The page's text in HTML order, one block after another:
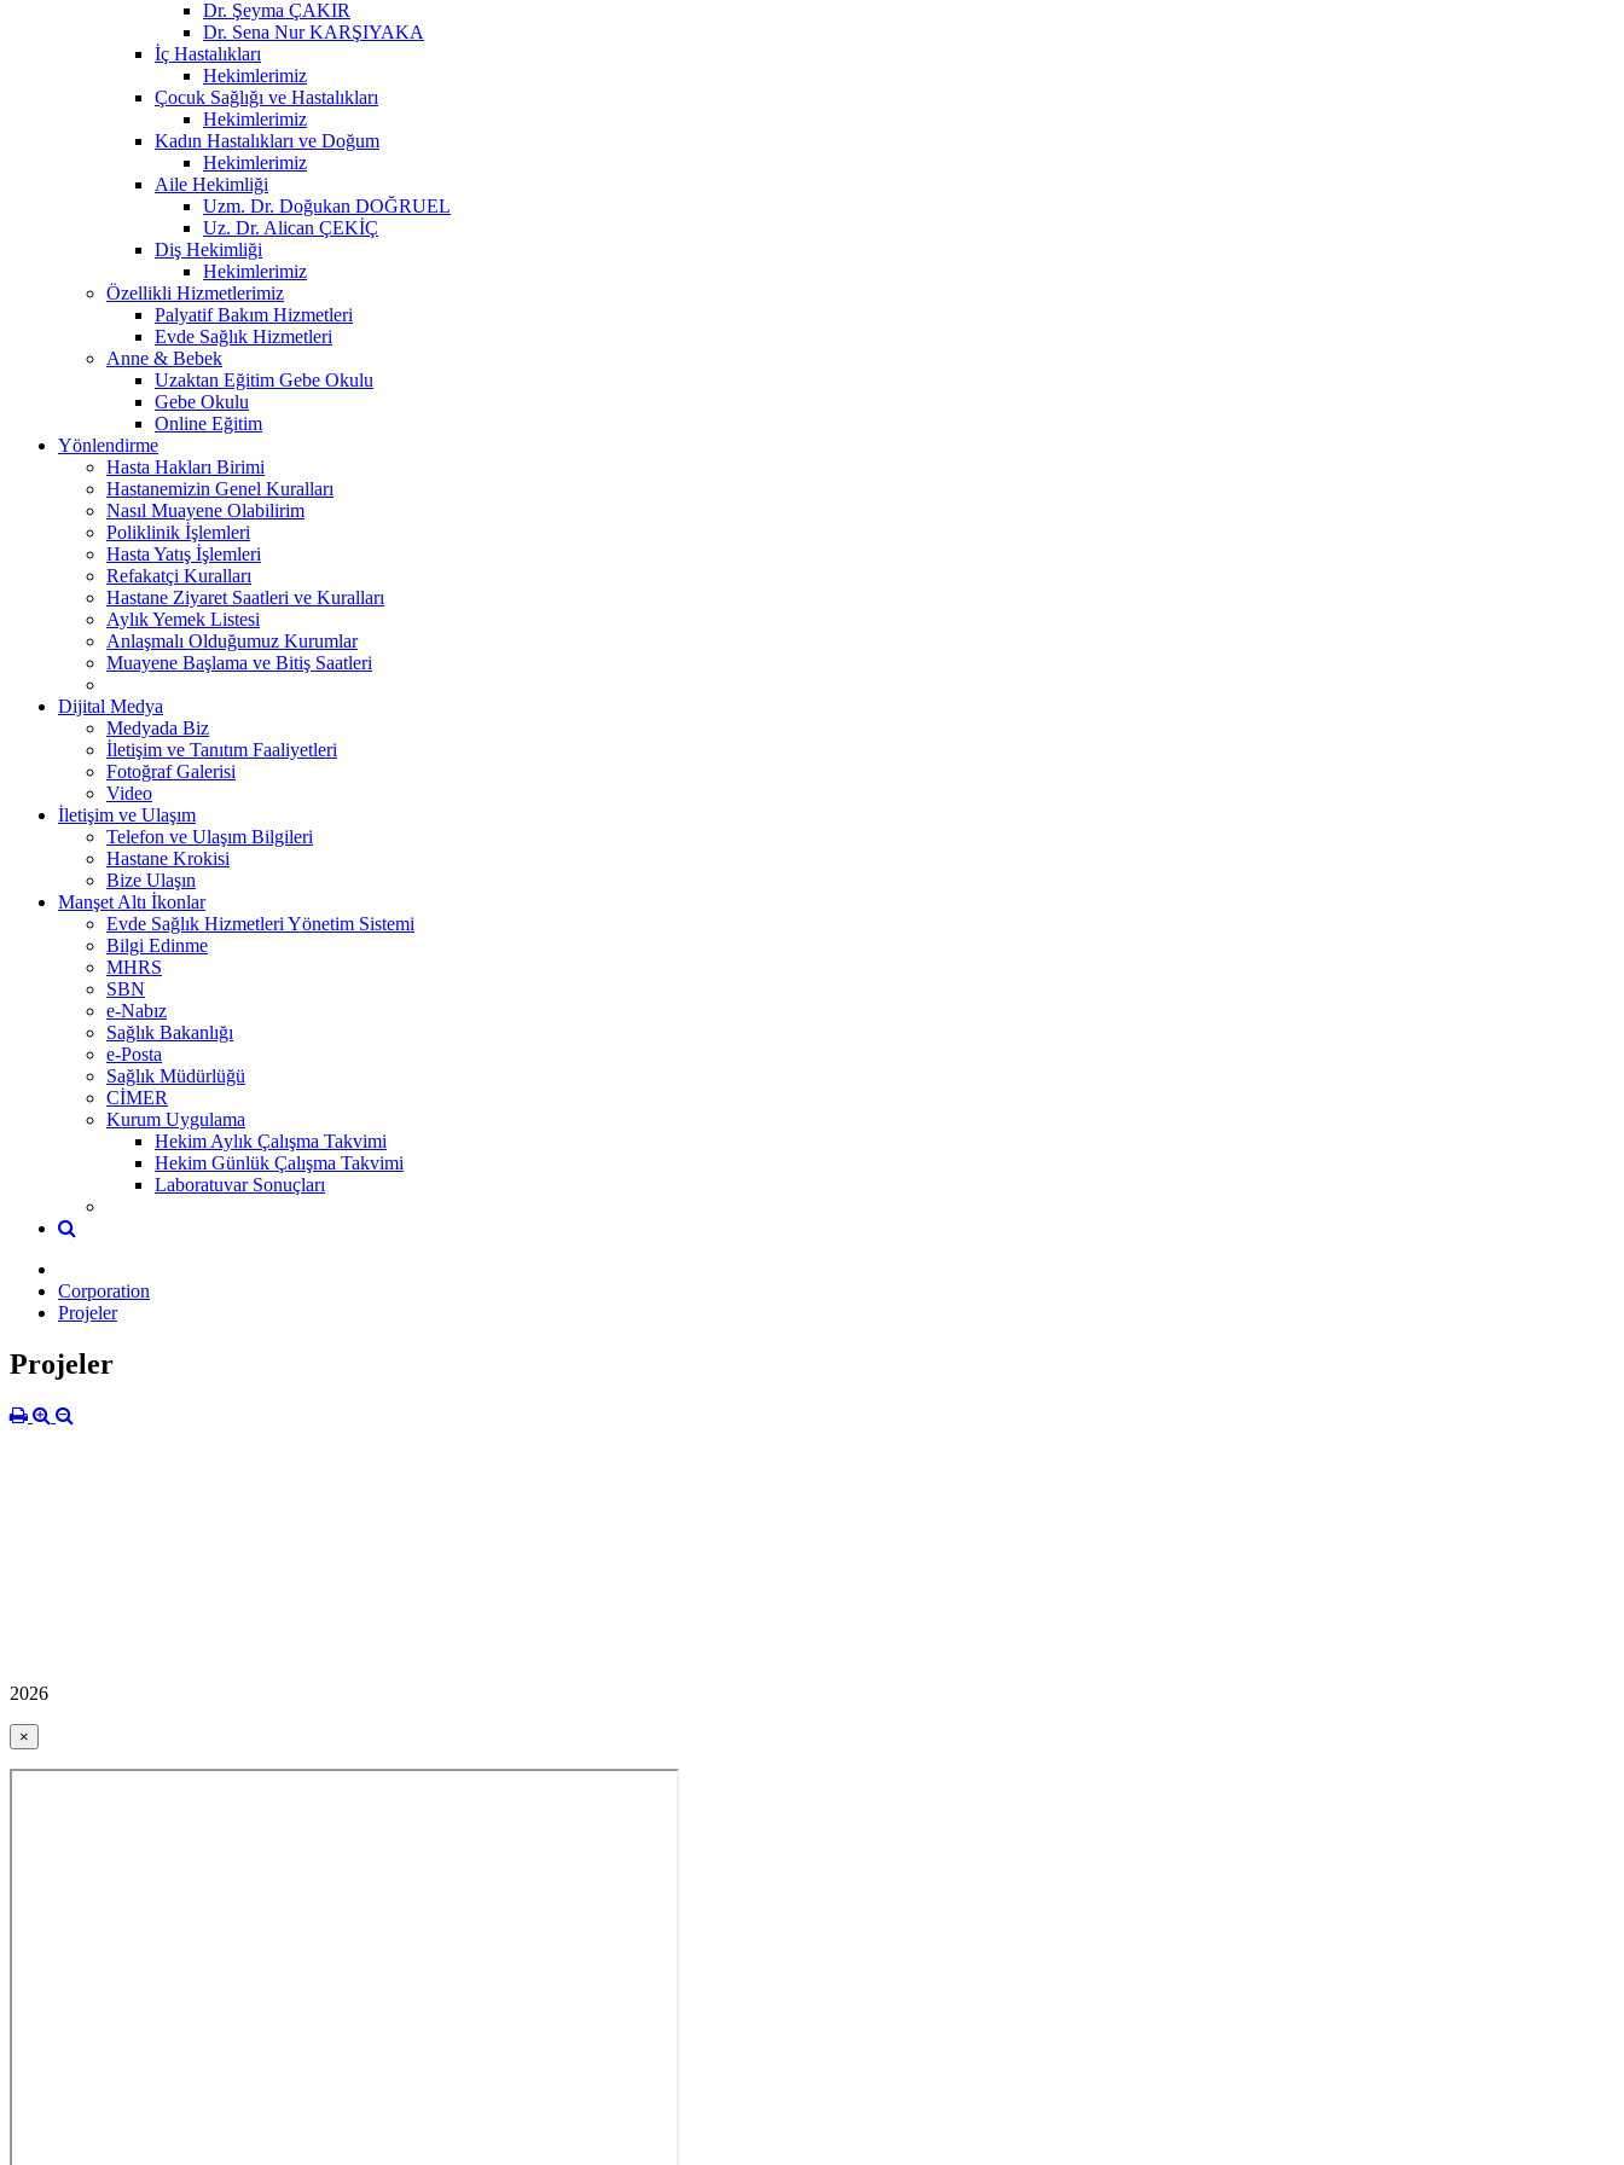
Dr. Şeyma ÇAKIR
Dr. Sena Nur KARŞIYAKA
İç Hastalıkları
Hekimlerimiz
Çocuk Sağlığı ve Hastalıkları
Hekimlerimiz
Kadın Hastalıkları ve Doğum
Hekimlerimiz
Aile Hekimliği
Uzm. Dr. Doğukan DOĞRUEL
Uz. Dr. Alican ÇEKİÇ
Diş Hekimliği
Hekimlerimiz
Özellikli Hizmetlerimiz
Palyatif Bakım Hizmetleri
Evde Sağlık Hizmetleri
Anne & Bebek
Uzaktan Eğitim Gebe Okulu
Gebe Okulu
Online Eğitim
Yönlendirme
Hasta Hakları Birimi
Hastanemizin Genel Kuralları
Nasıl Muayene Olabilirim
Poliklinik İşlemleri
Hasta Yatış İşlemleri
Refakatçi Kuralları
Hastane Ziyaret Saatleri ve Kuralları
Aylık Yemek Listesi
Anlaşmalı Olduğumuz Kurumlar
Muayene Başlama ve Bitiş Saatleri
Dijital Medya
Medyada Biz
İletişim ve Tanıtım Faaliyetleri
Fotoğraf Galerisi
Video
İletişim ve Ulaşım
Telefon ve Ulaşım Bilgileri
Hastane Krokisi
Bize Ulaşın
Manşet Altı İkonlar
Evde Sağlık Hizmetleri Yönetim Sistemi
Bilgi Edinme
MHRS
SBN
e-Nabız
Sağlık Bakanlığı
e-Posta
Sağlık Müdürlüğü
CİMER
Kurum Uygulama
Hekim Aylık Çalışma Takvimi
Hekim Günlük Çalışma Takvimi
Laboratuvar Sonuçları
Corporation
Projeler
Projeler
2026
×